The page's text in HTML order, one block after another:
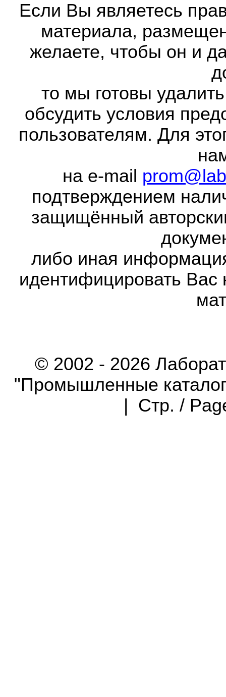
Если Вы являетесь
материала,
желаете, чтобы он и
то мы готовы
обсудить условия
пользователям. Для
на e-mail
подтверждением
защищённый
либо иная
идентифицировать Вас
© 2002 - 2026
"Промышленные
| Стр. /